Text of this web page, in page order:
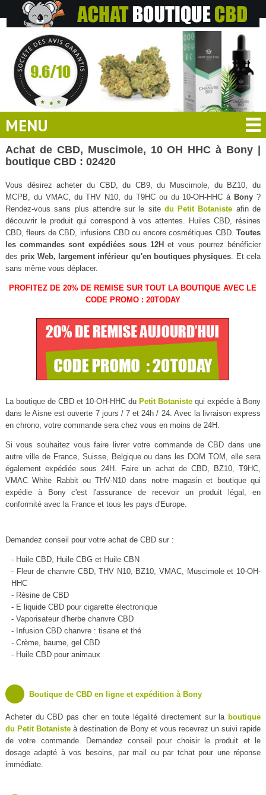
MENU
Achat de CBD, Muscimole, 10 OH HHC à Bony |
boutique CBD : 02420
Vous désirez acheter du CBD, du CB9, du Muscimole, du BZ10, du
MCPB, du VMAC, du THV N10, du T9HC ou du 10-OH-HHC à Bony ?
Rendez-vous sans plus attendre sur le site du Petit Botaniste afin de
découvrir le produit qui correspond à vos attentes. Huiles CBD, résines
CBD, fleurs de CBD, infusions CBD ou encore cosmétiques CBD.Toutes
les commandes sont expédiées sous 12H et vous pourrez bénéficier
des prix Web, largement inférieur qu'en boutiques physiques . Et cela
sans même vous déplacer.
PROFITEZ DE 20% DE REMISE SUR TOUT LA BOUTIQUE AVEC LE
CODE PROMO : 20TODAY
La boutique de CBD et 10-OH-HHC du Petit Botaniste qui expédie à Bony
dans le Aisne est ouverte 7 jours / 7 et 24h / 24. Avec la livraison express
en chrono, votre commande sera chez vous en moins de 24H.
Si vous souhaitez vous faire livrer votre commande de CBD dans une
autre ville de France, Suisse, Belgique ou dans les DOM TOM, elle sera
également expédiée sous 24H. Faire un achat de CBD, BZ10, T9HC,
VMAC White Rabbit ou THV-N10 dans notre magasin et boutique qui
expédie à Bony c'est l'assurance de recevoir un produit légal, en
conformité avec la France et tous les pays d'Europe.
Demandez conseil pour votre achat de CBD sur :
- Huile CBD, Huile CBG et Huile CBN
- Fleur de chanvre CBD, THV N10, BZ10, VMAC, Muscimole et 10-OH-
HHC
- Résine de CBD
- E liquide CBD pour cigarette électronique
- Vaporisateur d'herbe chanvre CBD
- Infusion CBD chanvre : tisane et thé
- Crème, baume, gel CBD
- Huile CBD pour animaux
Boutique de CBD en ligne et expédition à Bony
Acheter du CBD pas cher en toute légalité directement sur la boutique
du Petit Botaniste à destination de Bony et vous recevrez un suivi rapide
de votre commande. Demandez conseil pour choisir le produit et le
dosage adapté à vos besoins, par mail ou par tchat pour une réponse
immédiate.